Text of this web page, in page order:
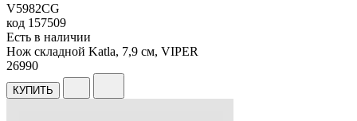
V5982CG
код 157509
Есть в наличии
Нож складной Katla, 7,9 см, VIPER
26990
КУПИТЬ